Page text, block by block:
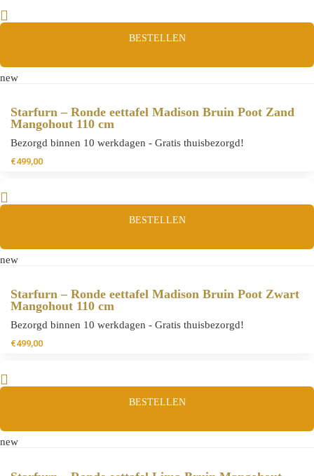
BESTELLEN
new
Starfurn – Ronde eettafel Madison Bruin Poot Zand
Mangohout 110 cm
Bezorgd binnen 10 werkdagen - Gratis thuisbezorgd!
€499,00
BESTELLEN
new
Starfurn – Ronde eettafel Madison Bruin Poot Zwart
Mangohout 110 cm
Bezorgd binnen 10 werkdagen - Gratis thuisbezorgd!
€499,00
BESTELLEN
new